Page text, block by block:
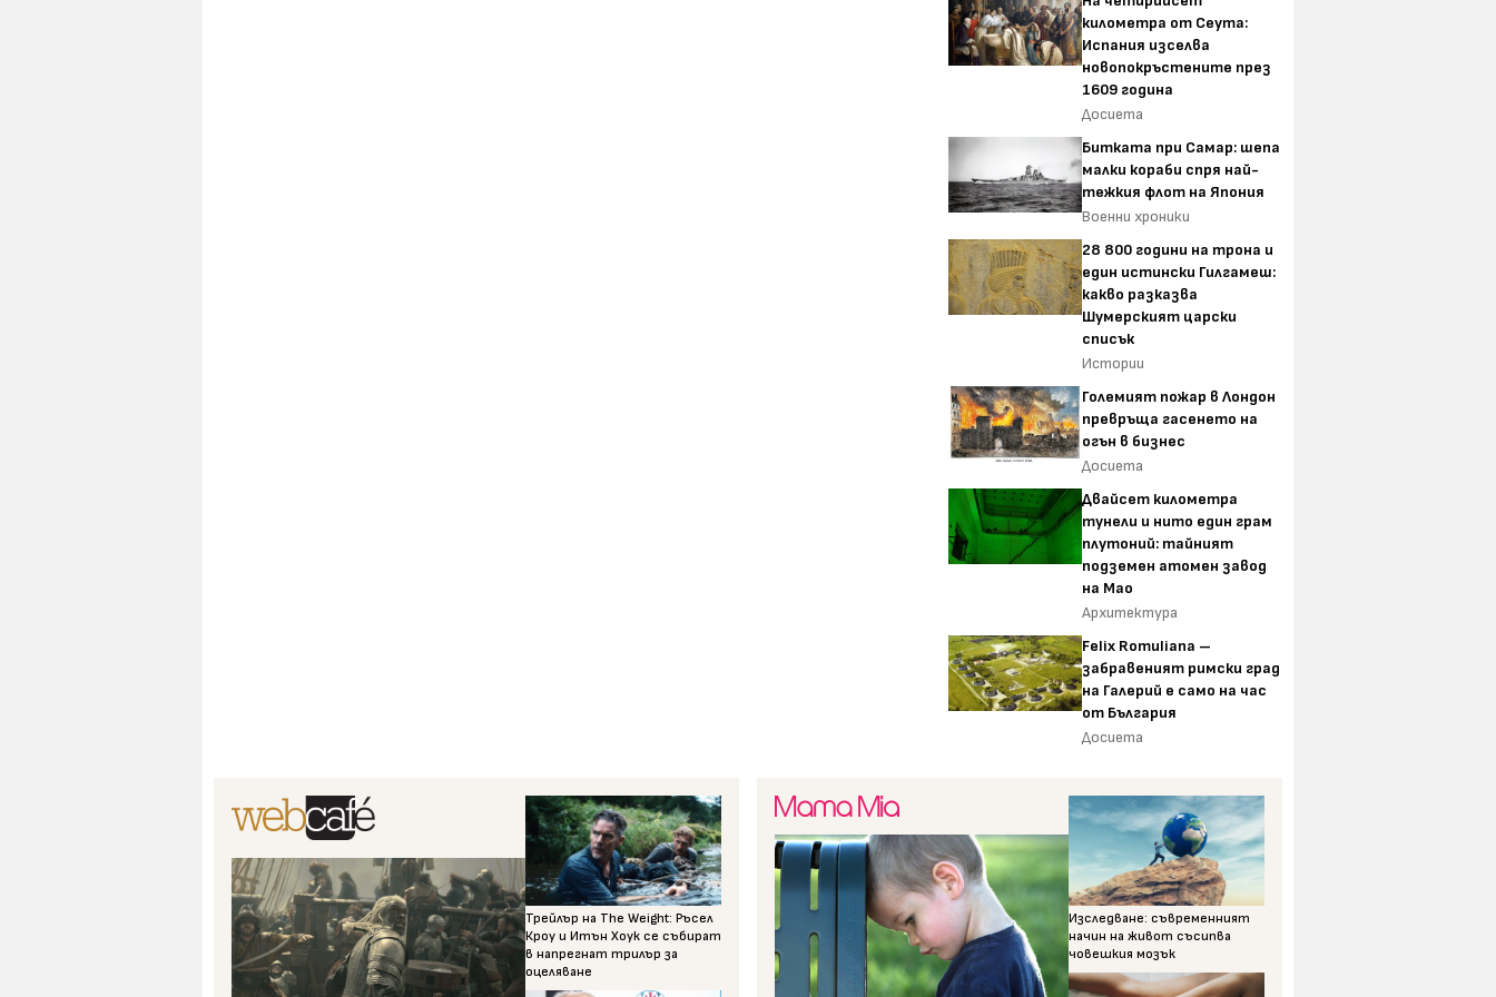
километра от Сеута:
Испания изселва
новопокръстените през
1609 година
Досиета
Битката при Самар: шепа
малки кораби спря най-
тежкия флот на Япония
Военни хроники
28 800 години на трона и
един истински Гилгамеш:
какво разказва
Шумерският царски
списък
Истории
Големият пожар в Лондон
превръща гасенето на
огън в бизнес
Досиета
Двайсет километра
тунели и нито един грам
плутоний: тайният
подземен атомен завод
на Мао
Архитектура
Felix Romuliana –
забравеният римски град
на Галерий е само на час
от България
Досиета
Трейлър на The Weight: Ръсел
Кроу и Итън Хоук се събират
в напрегнат трилър за
оцеляване
Изследване: съвременният
начин на живот съсипва
човешкия мозък